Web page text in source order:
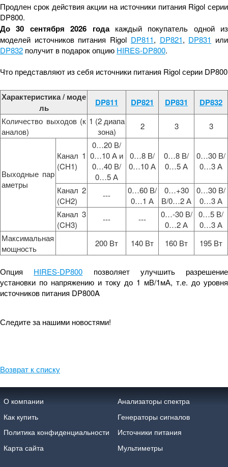
Продлен срок действия акции на источники питания Rigol серии
DP800.
До 30 сентября2026 года каждый покупатель одной из
моделей источников питания Rigol DP811, DP821, DP831 или
DP832 получит в подарок опцию HIRES-DP800.
Что представляют из себя источники питания Rigol серии DP800
Характеристика / моде
ль
DP811 DP821 DP831 DP832
Количество выходов (к
аналов)
1 (2 диапа
зона)
2 3 3
Выходные пар
аметры
Канал 1
(CH1)
0…20 В/
0…10 А и
0…40 В/
0…5 А
0…8 В/
0…10 А
0…8 В/
0…5 А
0…30 В/
0…3 А
Канал 2
(CH2)
---
0…60 В/
0…1 А
0…+30
В/0…2 А
0…30 В/
0…3 А
Канал 3
(CH3)
--- ---
0…-30 В/
0…2 А
0…5 В/
0…3 А
Максимальная
мощность
200 Вт 140 Вт 160 Вт 195 Вт
Опция HIRES-DP800 позволяет улучшить разрешение
установки по напряжению и току до 1 мВ/1мА, т.е. до уровня
источников питания DP800A
Следите за нашими новостями!
Возврат к списку
О компании
Как купить
Политика конфиденциальности
Карта сайта
Анализаторы спектра
Генераторы сигналов
Источники питания
Мультиметры